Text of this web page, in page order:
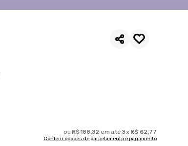
ou R$188,32 em até3x R$ 62,77
Conferir opções de parcelamento e pagamento